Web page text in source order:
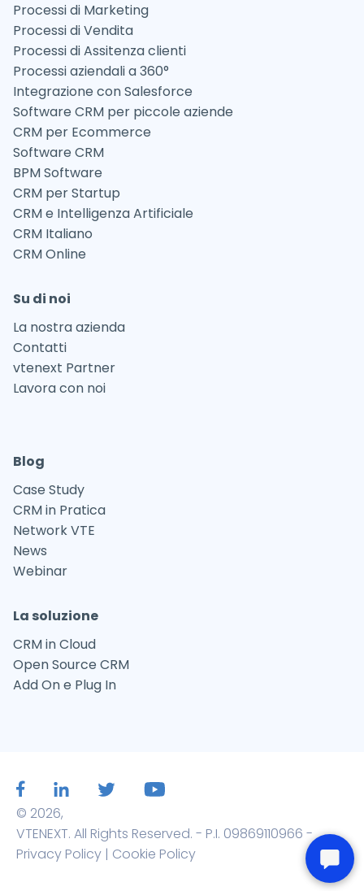
Processi di Marketing
Processi di Vendita
Processi di Assitenza clienti
Processi aziendali a 360°
Integrazione con Salesforce
Software CRM per piccole aziende
CRM per Ecommerce
Software CRM
BPM Software
CRM per Startup
CRM e Intelligenza Artificiale
CRM Italiano
CRM Online
Su di noi
La nostra azienda
Contatti
vtenext Partner
Lavora con noi
Blog
Case Study
CRM in Pratica
Network VTE
News
Webinar
La soluzione
CRM in Cloud
Open Source CRM
Add On e Plug In
© 2026,
VTENEXT. All Rights Reserved. - P.I. 09869110966 -
Privacy Policy | Cookie Policy